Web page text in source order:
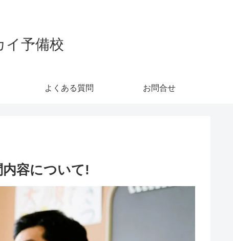
イ予備校
よくある質問 お問合せ
容について!